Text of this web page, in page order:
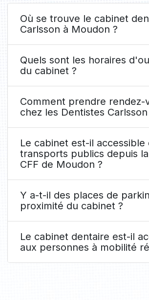
Où se trouve le cabinet
Carlsson à Moudon ?
Quels sont les horaires
du cabinet ?
Comment prendre rendez-
chez les Dentistes Carlsson
Le cabinet est-il accessible
transports publics depuis
CFF de Moudon ?
Y a-t-il des places de
proximité du cabinet ?
Le cabinet dentaire est-il
aux personnes à mobilité